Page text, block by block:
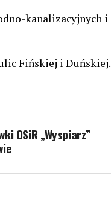
kanalizacyjnych i
Fińskiej i Duńskiej.
OSiR „Wyspiarz”